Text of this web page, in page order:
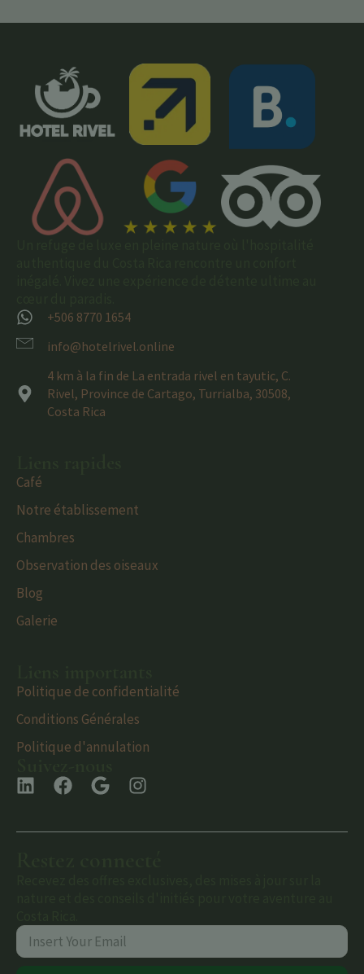
+506 8770 1654
info@hotelrivel.online
4 km à la fin de La entrada rivel en tayutic, C.
Rivel, Province de Cartago, Turrialba, 30508,
Costa Rica
Café
Notre établissement
Chambres
Observation des oiseaux
Blog
Galerie
Politique de confidentialité
Conditions Générales
Politique d'annulation